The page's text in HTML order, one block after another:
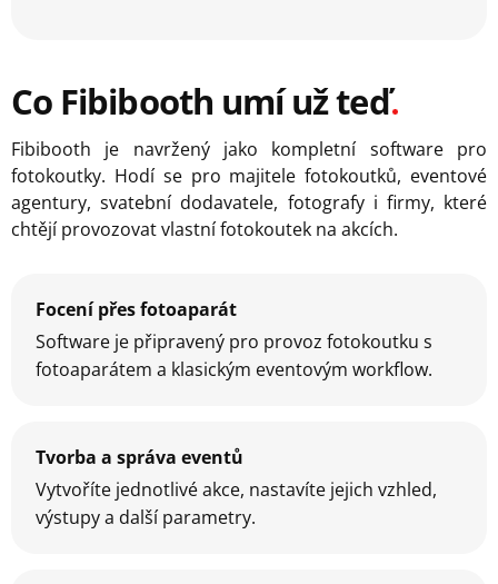
Co Fibibooth umí už teď
Fibibooth je navržený jako kompletní software pro
fotokoutky. Hodí se pro majitele fotokoutků, eventové
agentury, svatební dodavatele, fotografy i firmy, které
chtějí provozovat vlastní fotokoutek na akcích.
Focení přes fotoaparát
Software je připravený pro provoz fotokoutku s
fotoaparátem a klasickým eventovým workflow.
Tvorba a správa eventů
Vytvoříte jednotlivé akce, nastavíte jejich vzhled,
výstupy a další parametry.